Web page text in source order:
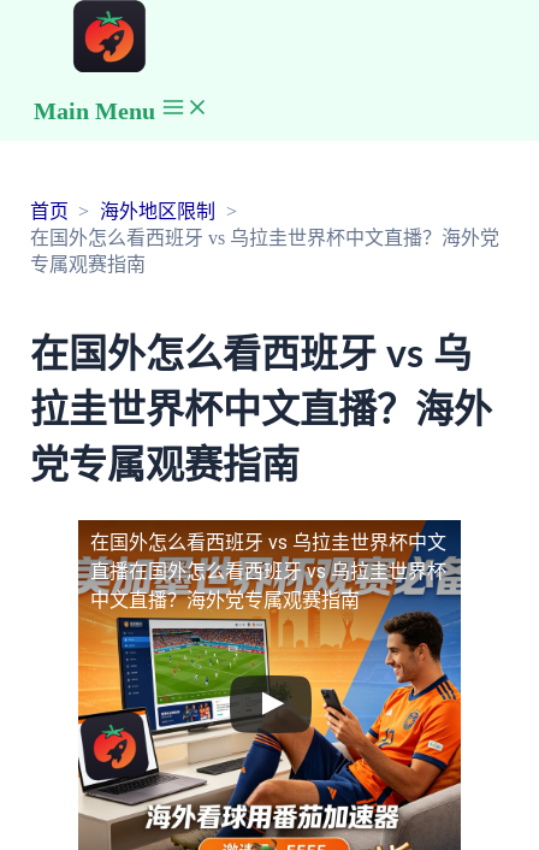
Main Menu
首页
海外地区限制
在国外怎么看西班牙 vs 乌拉圭世界杯中文直播？海外党
专属观赛指南
在国外怎么看西班牙 vs 乌
拉圭世界杯中文直播？海外
党专属观赛指南
在国外怎么看西班牙 vs 乌拉圭世界杯中文
直播在国外怎么看西班牙 vs 乌拉圭世界杯
中文直播？海外党专属观赛指南